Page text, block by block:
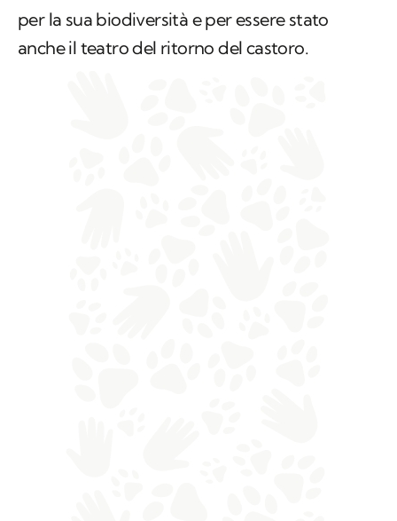
per la sua biodiversità e per essere stato
anche il teatro del ritorno del castoro.